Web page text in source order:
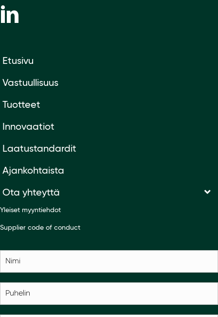
Etusivu
Vastuullisuus
Tuotteet
Innovaatiot
Laatustandardit
Ajankohtaista
Ota yhteyttä
Yleiset myyntiehdot
Supplier code of conduct